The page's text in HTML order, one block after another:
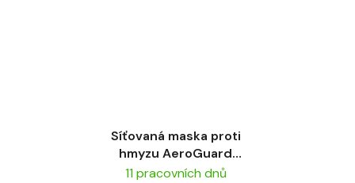
Síťovaná maska proti
hmyzu AeroGuard
Kudos
11 pracovních dnů